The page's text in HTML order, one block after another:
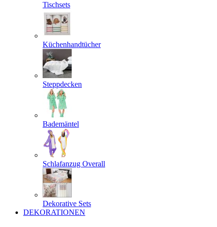
Tischsets
Küchenhandtücher
Steppdecken
Bademäntel
Schlafanzug Overall
Dekorative Sets
DEKORATIONEN